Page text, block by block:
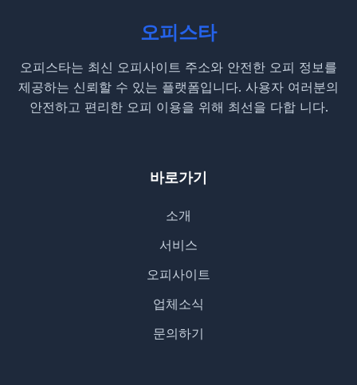
오피스타
오피스타는 최신 오피사이트 주소와 안전한 오피 정보를
제공하는 신뢰할 수 있는 플랫폼입니다. 사용자 여러분의
안전하고 편리한 오피 이용을 위해 최선을 다합 니다.
바로가기
소개
서비스
오피사이트
업체소식
문의하기